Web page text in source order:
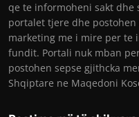
qe te informoheni sakt dhe
portalet tjere dhe
marketing me i mire per te
fundit. Portali nuk mban
postohen sepse gjithcka
Shqiptare ne Maqedoni